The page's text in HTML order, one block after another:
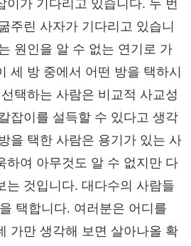
이가 기다리고 있습니다. 두 번
주린 사자가 기다리고 있습니
원인을 알 수 없는 연기로 가
세 방 중에서 어떤 방을 택하시
택하는 사람은 비교적 사교성
잡이를 설득할 수 있다고 생각
을 택한 사람은 용기가 있는 사
하여 아무것도 알 수 없지만 다
는 것입니다. 대다수의 사람들
택합니다. 여러분은 어디를
가만 생각해 보면 살아나올 확